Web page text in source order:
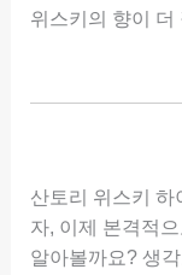
위스키의 향이 더
산토리 위스키 하
자, 이제 본격적
알아볼까요? 생